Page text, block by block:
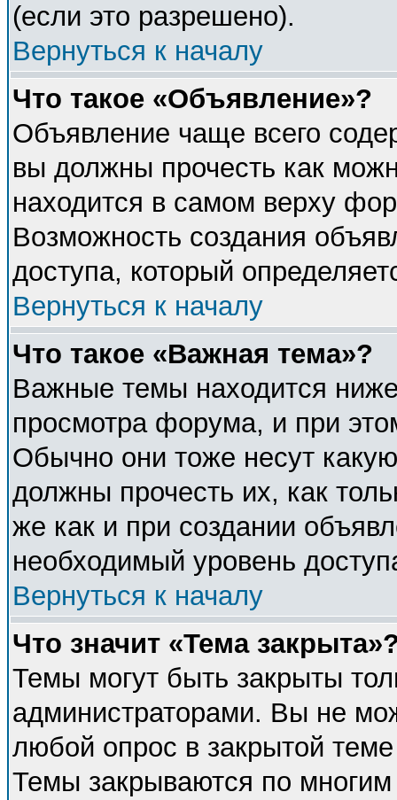
(если это разрешено).
Вернуться к началу
Что такое «Объявление»?
Объявление чаще всего
вы должны прочесть как
находится в самом верху
Возможность создания
доступа, который
Вернуться к началу
Что такое «Важная тема»?
Важные темы находится
просмотра форума, и при
Обычно они тоже несут
должны прочесть их, как
же как и при создании
необходимый уровень
Вернуться к началу
Что значит «Тема
Темы могут быть закрыты
администраторами. Вы не
любой опрос в закрытой
Темы закрываются по